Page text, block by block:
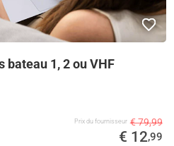
1, 2 ou VHF
Prix ​​du fournisseur € 79,99
€ 12,99